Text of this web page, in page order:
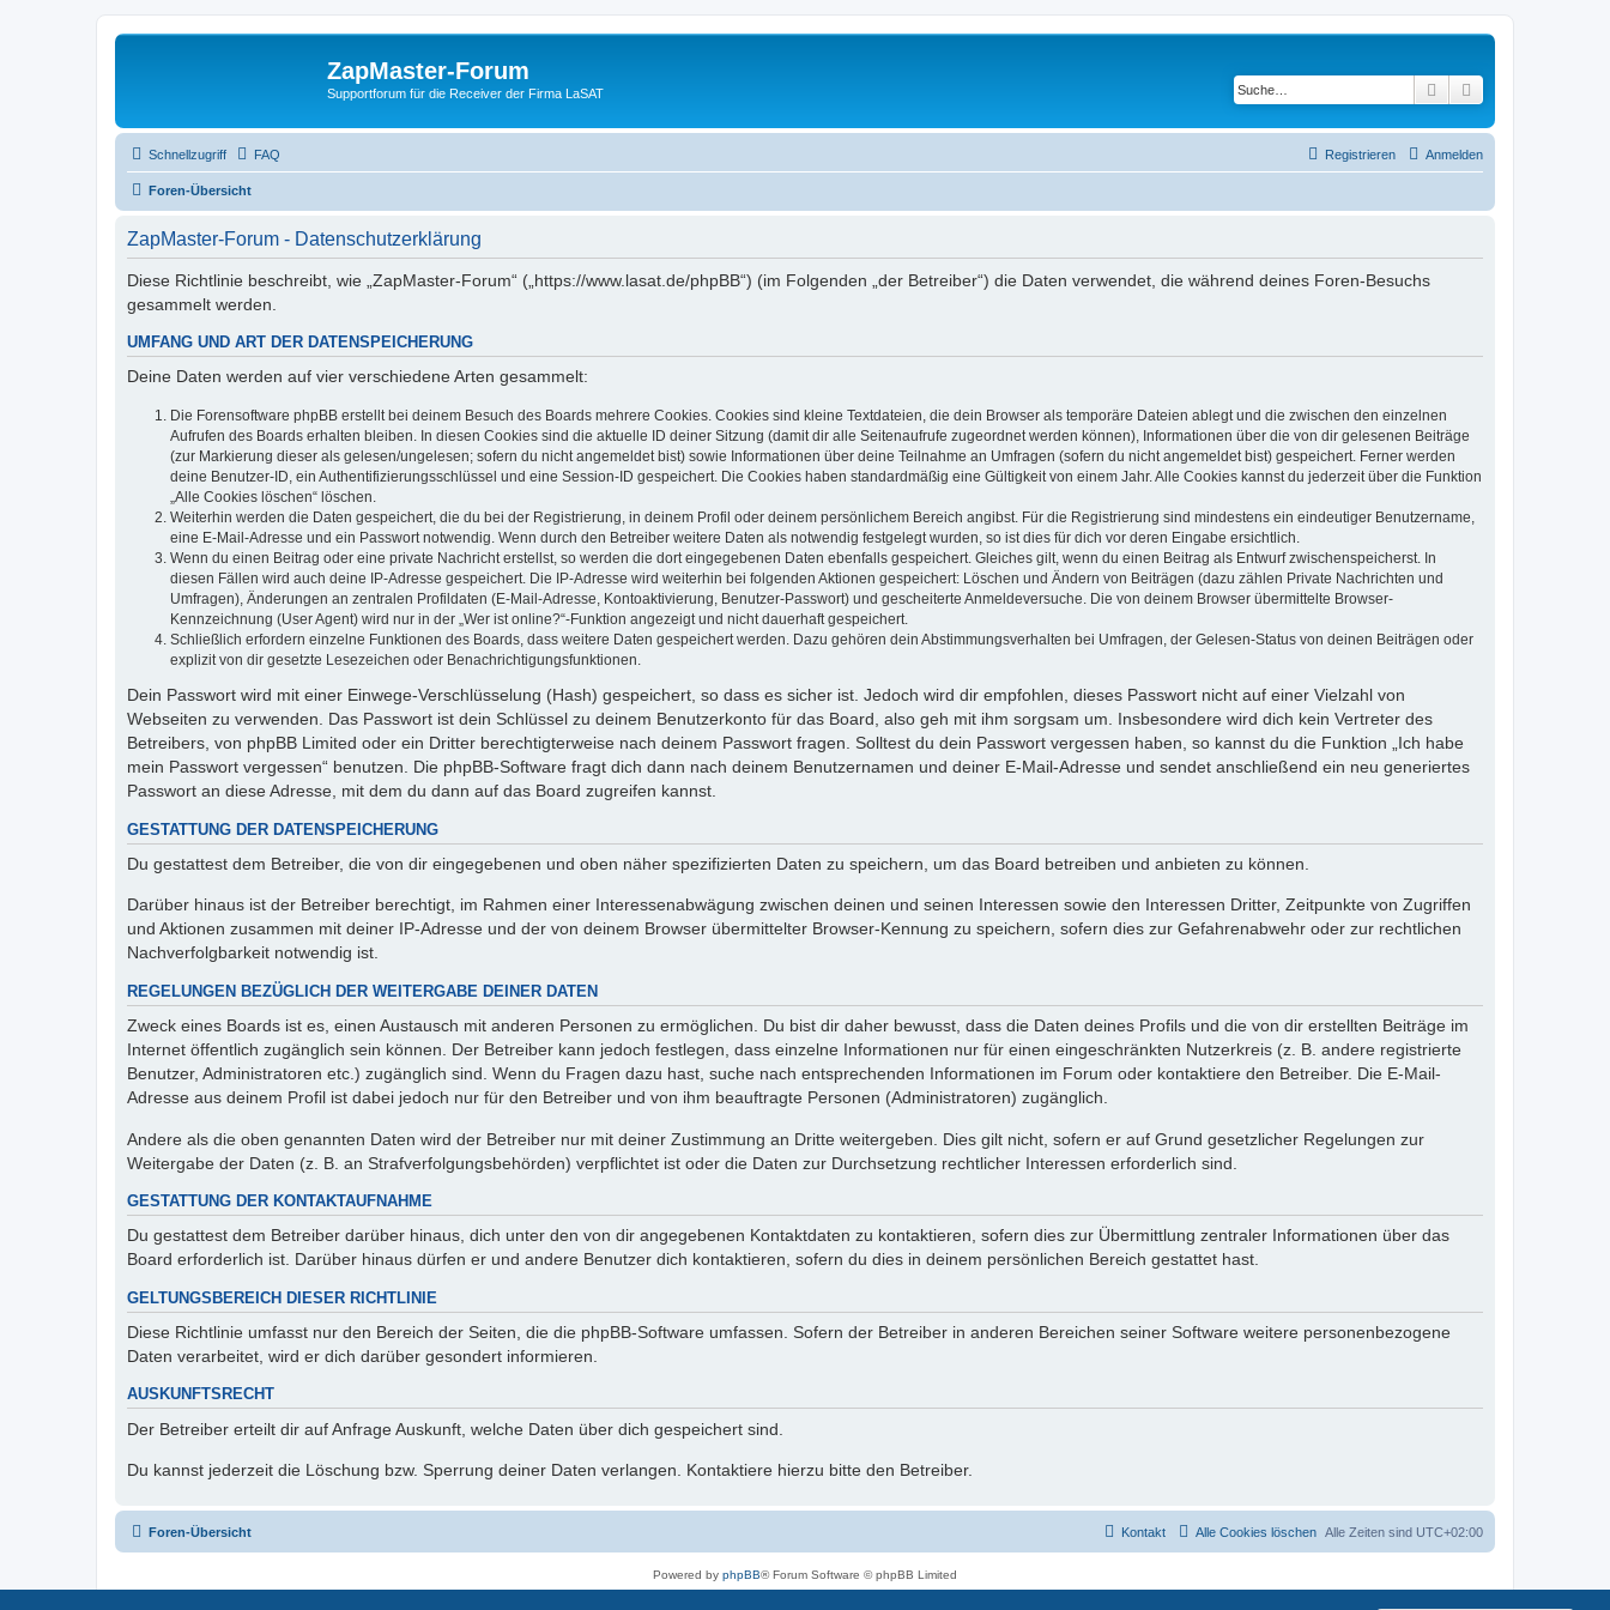
ZapMaster-Forum
Supportforum für die Receiver der Firma LaSAT Suche
Schnellzugriff FAQ Anmelden
Registrieren
Foren-Übersicht
ZapMaster-Forum - Datenschutzerklärung
Diese Richtlinie beschreibt, wie „ZapMaster-Forum“ („https://www.lasat.de/phpBB“) (im Folgenden „der Betreiber“) die Daten verwendet, die während deines Foren-Besuchs
gesammelt werden.
UMFANG UND ART DER DATENSPEICHERUNG
Deine Daten werden auf vier verschiedene Arten gesammelt:
Die Forensoftware phpBB erstellt bei deinem Besuch des Boards mehrere Cookies. Cookies sind kleine Textdateien, die dein Browser als temporäre Dateien ablegt und die zwischen den einzelnen
Aufrufen des Boards erhalten bleiben. In diesen Cookies sind die aktuelle ID deiner Sitzung (damit dir alle Seitenaufrufe zugeordnet werden können), Informationen über die von dir gelesenen Beiträge
(zur Markierung dieser als gelesen/ungelesen; sofern du nicht angemeldet bist) sowie Informationen über deine Teilnahme an Umfragen (sofern du nicht angemeldet bist) gespeichert. Ferner werden
deine Benutzer-ID, ein Authentifizierungsschlüssel und eine Session-ID gespeichert. Die Cookies haben standardmäßig eine Gültigkeit von einem Jahr. Alle Cookies kannst du jederzeit über die Funktion
„Alle Cookies löschen“ löschen.
Weiterhin werden die Daten gespeichert, die du bei der Registrierung, in deinem Profil oder deinem persönlichem Bereich angibst. Für die Registrierung sind mindestens ein eindeutiger Benutzername,
eine E-Mail-Adresse und ein Passwort notwendig. Wenn durch den Betreiber weitere Daten als notwendig festgelegt wurden, so ist dies für dich vor deren Eingabe ersichtlich.
Wenn du einen Beitrag oder eine private Nachricht erstellst, so werden die dort eingegebenen Daten ebenfalls gespeichert. Gleiches gilt, wenn du einen Beitrag als Entwurf zwischenspeicherst. In
diesen Fällen wird auch deine IP-Adresse gespeichert. Die IP-Adresse wird weiterhin bei folgenden Aktionen gespeichert: Löschen und Ändern von Beiträgen (dazu zählen Private Nachrichten und
Umfragen), Änderungen an zentralen Profildaten (E-Mail-Adresse, Kontoaktivierung, Benutzer-Passwort) und gescheiterte Anmeldeversuche. Die von deinem Browser übermittelte Browser-
Kennzeichnung (User Agent) wird nur in der „Wer ist online?“-Funktion angezeigt und nicht dauerhaft gespeichert.
Schließlich erfordern einzelne Funktionen des Boards, dass weitere Daten gespeichert werden. Dazu gehören dein Abstimmungsverhalten bei Umfragen, der Gelesen-Status von deinen Beiträgen oder
explizit von dir gesetzte Lesezeichen oder Benachrichtigungsfunktionen.
Dein Passwort wird mit einer Einwege-Verschlüsselung (Hash) gespeichert, so dass es sicher ist. Jedoch wird dir empfohlen, dieses Passwort nicht auf einer Vielzahl von
Webseiten zu verwenden. Das Passwort ist dein Schlüssel zu deinem Benutzerkonto für das Board, also geh mit ihm sorgsam um. Insbesondere wird dich kein Vertreter des
Betreibers, von phpBB Limited oder ein Dritter berechtigterweise nach deinem Passwort fragen. Solltest du dein Passwort vergessen haben, so kannst du die Funktion „Ich habe
mein Passwort vergessen“ benutzen. Die phpBB-Software fragt dich dann nach deinem Benutzernamen und deiner E-Mail-Adresse und sendet anschließend ein neu generiertes
Passwort an diese Adresse, mit dem du dann auf das Board zugreifen kannst.
GESTATTUNG DER DATENSPEICHERUNG
Du gestattest dem Betreiber, die von dir eingegebenen und oben näher spezifizierten Daten zu speichern, um das Board betreiben und anbieten zu können.
Darüber hinaus ist der Betreiber berechtigt, im Rahmen einer Interessenabwägung zwischen deinen und seinen Interessen sowie den Interessen Dritter, Zeitpunkte von Zugriffen
und Aktionen zusammen mit deiner IP-Adresse und der von deinem Browser übermittelter Browser-Kennung zu speichern, sofern dies zur Gefahrenabwehr oder zur rechtlichen
Nachverfolgbarkeit notwendig ist.
REGELUNGEN BEZÜGLICH DER WEITERGABE DEINER DATEN
Zweck eines Boards ist es, einen Austausch mit anderen Personen zu ermöglichen. Du bist dir daher bewusst, dass die Daten deines Profils und die von dir erstellten Beiträge im
Internet öffentlich zugänglich sein können. Der Betreiber kann jedoch festlegen, dass einzelne Informationen nur für einen eingeschränkten Nutzerkreis (z. B. andere registrierte
Benutzer, Administratoren etc.) zugänglich sind. Wenn du Fragen dazu hast, suche nach entsprechenden Informationen im Forum oder kontaktiere den Betreiber. Die E-Mail-
Adresse aus deinem Profil ist dabei jedoch nur für den Betreiber und von ihm beauftragte Personen (Administratoren) zugänglich.
Andere als die oben genannten Daten wird der Betreiber nur mit deiner Zustimmung an Dritte weitergeben. Dies gilt nicht, sofern er auf Grund gesetzlicher Regelungen zur
Weitergabe der Daten (z. B. an Strafverfolgungsbehörden) verpflichtet ist oder die Daten zur Durchsetzung rechtlicher Interessen erforderlich sind.
GESTATTUNG DER KONTAKTAUFNAHME
Du gestattest dem Betreiber darüber hinaus, dich unter den von dir angegebenen Kontaktdaten zu kontaktieren, sofern dies zur Übermittlung zentraler Informationen über das
Board erforderlich ist. Darüber hinaus dürfen er und andere Benutzer dich kontaktieren, sofern du dies in deinem persönlichen Bereich gestattet hast.
GELTUNGSBEREICH DIESER RICHTLINIE
Diese Richtlinie umfasst nur den Bereich der Seiten, die die phpBB-Software umfassen. Sofern der Betreiber in anderen Bereichen seiner Software weitere personenbezogene
Daten verarbeitet, wird er dich darüber gesondert informieren.
AUSKUNFTSRECHT
Der Betreiber erteilt dir auf Anfrage Auskunft, welche Daten über dich gespeichert sind.
Du kannst jederzeit die Löschung bzw. Sperrung deiner Daten verlangen. Kontaktiere hierzu bitte den Betreiber.
Foren-Übersicht Alle Zeiten sind UTC+02:00
Alle Cookies löschen
Kontakt
Powered by phpBB® Forum Software © phpBB Limited